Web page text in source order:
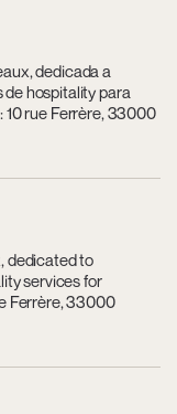
dedicada a
hospitality para
10 rue Ferrère, 33000
dedicated to
services for
Ferrère, 33000